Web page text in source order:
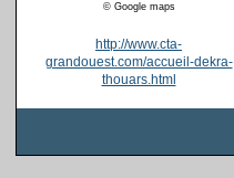
© Google maps
http://www.cta-
grandouest.com/accueil-dekra-
thouars.html